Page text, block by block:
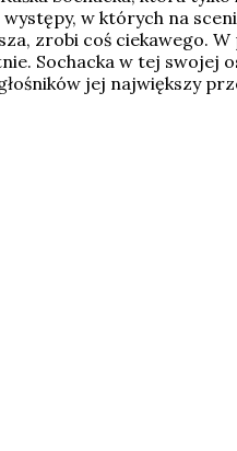
w których na
zrobi coś ciekawego.
Sochacka w tej
jej największy